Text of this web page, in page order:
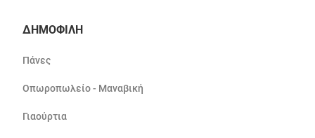
ΔΗΜΟΦΙΛΗ
Πάνες
Οπωροπωλείο - Μαναβική
Γιαούρτια